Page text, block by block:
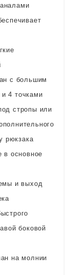
с большим
4 точками
стропы или
рюкзака
в основное
и выход
боковой
на молнии